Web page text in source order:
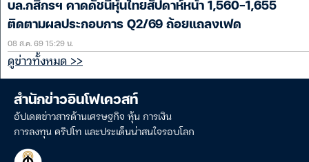
บล.กสิกรฯ คาดดัชนีหุ้นไทยสัปดาห์หน้า 1,560-1,655
ติดตามผลประกอบการ Q2/69 ถ้อยแถลงเฟด
08 ส.ค. 69 15:29 น.
ดูข่าวทั้งหมด >>
สำนักข่าวอินโฟเควสท์
อัปเดตข่าวสารด้านเศรษฐกิจ หุ้น การเงิน
การลงทุน คริปโท และประเด็นน่าสนใจรอบโลก